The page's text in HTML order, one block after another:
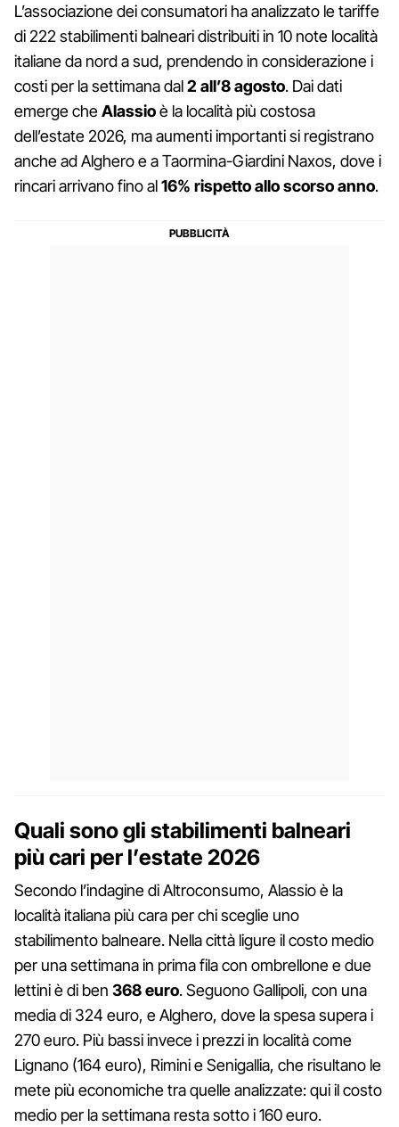
L’associazione dei consumatori ha analizzato le tariffe
di 222 stabilimenti balneari distribuiti in 10 note località
italiane da nord a sud, prendendo in considerazione i
costi per la settimana dal2 all’8 agosto. Dai dati
emerge cheAlassioè la località più costosa
dell’estate 2026, ma aumenti importanti si registrano
anche ad Alghero e a Taormina-Giardini Naxos, dove i
rincari arrivano fino al16% rispetto allo scorso anno.
Quali sono gli stabilimenti balneari
più cari per l’estate 2026
Secondo l’indagine di Altroconsumo, Alassio è la
località italiana più cara per chi sceglie uno
stabilimento balneare. Nella città ligure il costo medio
per una settimana in prima fila con ombrellone e due
lettini è di ben 368 euro. Seguono Gallipoli, con una
media di 324 euro, e Alghero, dove la spesa supera i
270 euro. Più bassi invece i prezzi in località come
Lignano (164 euro), Rimini e Senigallia, che risultano le
mete più economiche tra quelle analizzate: qui il costo
medio per la settimana resta sotto i 160 euro.